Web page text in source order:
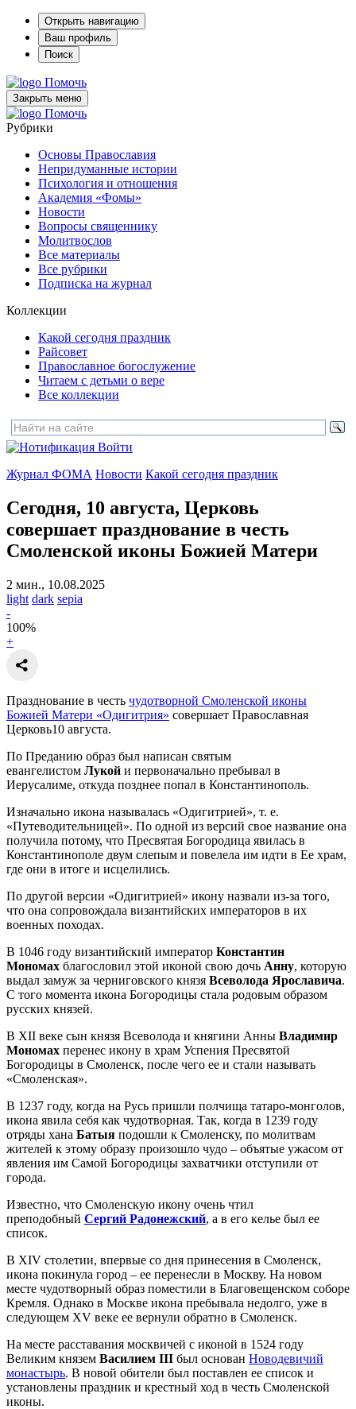
Открыть навигацию
Ваш профиль
Поиск
Помочь
Закрыть меню
Помочь
Рубрики
Основы Православия
Непридуманные истории
Психология и отношения
Академия «Фомы»
Новости
Вопросы священнику
Молитвослов
Все материалы
Все рубрики
Подписка на журнал
Коллекции
Какой сегодня праздник
Райсовет
Православное богослужение
Читаем с детьми о вере
Все коллекции
Войти
Журнал ФОМА Новости Какой сегодня праздник
Сегодня, 10 августа, Церковь
совершает празднование в честь
Смоленской иконы Божией Матери
2 мин., 10.08.2025
light dark sepia
-
100%
+
Празднование в честь чудотворной Смоленской иконы
Божией Матери «Одигитрия» совершает Православная
Церковь10 августа.
По Преданию образ был написан святым
евангелистом Лукой и первоначально пребывал в
Иерусалиме, откуда позднее попал в Константинополь.
Изначально икона называлась «Одигитрией», т. е.
«Путеводительницей». По одной из версий свое название она
получила потому, что Пресвятая Богородица явилась в
Константинополе двум слепым и повелела им идти в Ее храм,
где они в итоге и исцелились.
По другой версии «Одигитрией» икону назвали из-за того,
что она сопровождала византийских императоров в их
военных походах.
В 1046 году византийский император Константин
Мономах благословил этой иконой свою дочь Анну, которую
выдал замуж за черниговского князя Всеволода Ярославича.
С того момента икона Богородицы стала родовым образом
русских князей.
В XII веке сын князя Всеволода и княгини Анны Владимир
Мономах перенес икону в храм Успения Пресвятой
Богородицы в Смоленск, после чего ее и стали называть
«Смоленская».
В 1237 году, когда на Русь пришли полчища татаро-монголов,
икона явила себя как чудотворная. Так, когда в 1239 году
отряды хана Батыя подошли к Смоленску, по молитвам
жителей к этому образу произошло чудо – объятые ужасом от
явления им Самой Богородицы захватчики отступили от
города.
Известно, что Смоленскую икону очень чтил
преподобный Сергий Радонежский, а в его келье был ее
список.
В XIV столетии, впервые со дня принесения в Смоленск,
икона покинула город – ее перенесли в Москву. На новом
месте чудотворный образ поместили в Благовещенском соборе
Кремля. Однако в Москве икона пребывала недолго, уже в
следующем XV веке ее вернули обратно в Смоленск.
На месте расставания москвичей с иконой в 1524 году
Великим князем Василием III был основан Новодевичий
монастырь. В новой обители был поставлен ее список и
установлены праздник и крестный ход в честь Смоленской
иконы.